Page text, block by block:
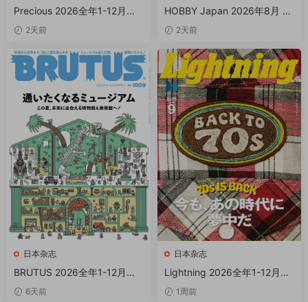
Precious 2026全年1-12月共1
2期 PDF
2天前
HOBBY Japan 2026年8月 P
DF 2天前
日本杂志
BRUTUS 2026全年1-12月共2
4期+增刊 PDF
6天前
日本杂志
Lightning 2026全年1-12月共
12期 PDF
1周前